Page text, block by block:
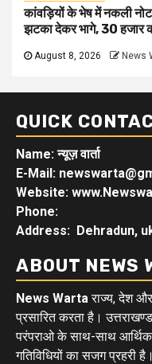
कांवड़ियों के भेष में नकली
झटका देकर भागे, 30 हजार
August 8, 2026 News
QUICK
Name: न्यूज़ वार्ता
E-Mail:
Website:
Phone:
Address: Dehradun,
ABOUT NEWS
News Warta राज्य, देश
प्रसारित करता है।
परंपराओ के साथ-साथ आर्थिक,
गतिविधियों का सजग प्रहरी है।